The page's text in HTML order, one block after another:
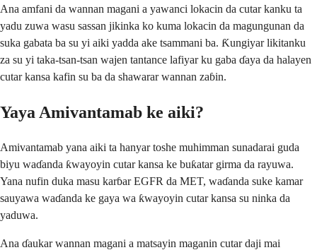
Ana amfani da wannan magani a yawanci lokacin da cutar kanku ta
yadu zuwa wasu sassan jikinka ko kuma lokacin da magungunan da
suka gabata ba su yi aiki yadda ake tsammani ba. Ƙungiyar likitanku
za su yi taka-tsan-tsan wajen tantance lafiyar ku gaba ɗaya da halayen
cutar kansa kafin su ba da shawarar wannan zaɓin.
Yaya Amivantamab ke aiki?
Amivantamab yana aiki ta hanyar toshe muhimman sunadarai guda
biyu waɗanda ƙwayoyin cutar kansa ke buƙatar girma da rayuwa.
Yana nufin duka masu karɓar EGFR da MET, waɗanda suke kamar
sauyawa waɗanda ke gaya wa ƙwayoyin cutar kansa su ninka da
yaduwa.
Ana ɗaukar wannan magani a matsayin maganin cutar daji mai